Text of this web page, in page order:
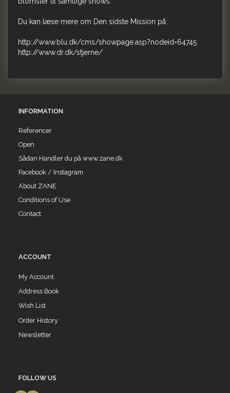
Du kan læse mere om Den sidste Mission på:
http://www.blu.dk/cms/showpage.asp?nodeid=64745
http://www.dr.dk/stjerne/
INFORMATION
Referencer
Open
Sådan Handler du på www.zane.dk
Facebook / Instagram
About ZANE
Conditions of Use
Contact
ACCOUNT
My Account
Address Book
Wish List
Order History
Newsletter
FOLLOW US